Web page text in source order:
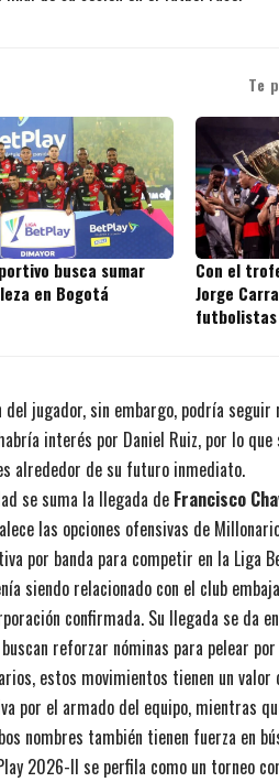
Te
busca sumar
en Bogotá
Con el
Jorge
futbolistas
del jugador, sin embargo, podría
interés por Daniel Ruiz, por lo
alrededor de su futuro inmediato.
se suma la llegada de Francisco
las opciones ofensivas de
por banda para competir en la Liga
siendo relacionado con el club
confirmada. Su llegada se da
reforzar nóminas para pelear
estos movimientos tienen un
por el armado del equipo, mientras
nombres también tienen fuerza en
2026-II se perfila como un torneo